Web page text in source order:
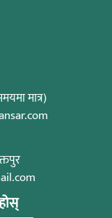
मात्र)